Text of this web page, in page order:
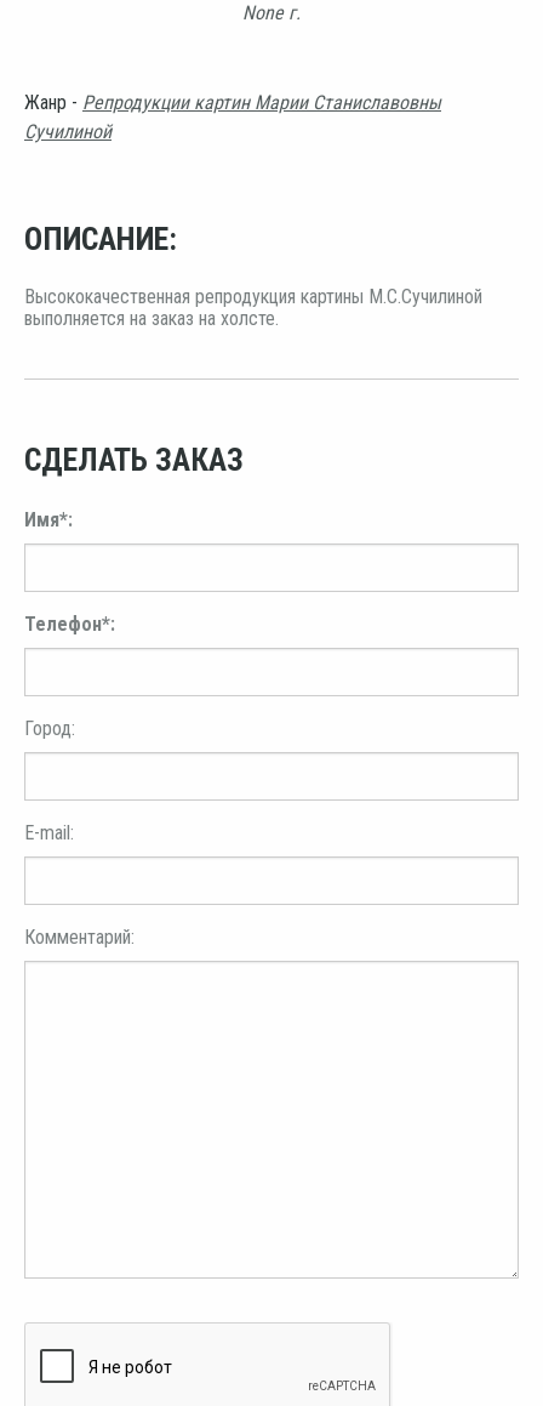
None г.
Жанр - Репродукции картин Марии Станиславовны
Сучилиной
ОПИСАНИЕ:
Высококачественная репродукция картины М.С.Сучилиной
выполняется на заказ на холсте.
СДЕЛАТЬ ЗАКАЗ
Имя*:
Телефон*:
Город:
E-mail:
Комментарий: